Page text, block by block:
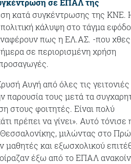
σε ΕΠΑΛ της
κατά συγκέντρωσης της ΚΝΕ.
κάλυψη στο τάγμα
πως η ΕΛ.ΑΣ. -που χθες
σε περιορισμένη χρήση
Αυγή από όλες τις
παρουσία τους μετά τα
στους φοιτητές. Είναι πολύ
πρέπει να γίνει». Αυτό τόνισε
μιλώντας στο
μαθητές και εξωσχολικού
έξω από το ΕΠΑΛ